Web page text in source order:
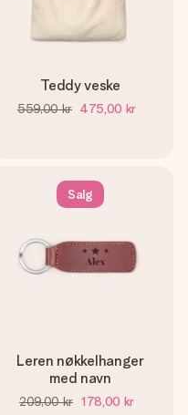
Teddy veske
559,00 kr 475,00 kr
Salg
Leren nøkkelhanger
med navn
209,00 kr 178,00 kr